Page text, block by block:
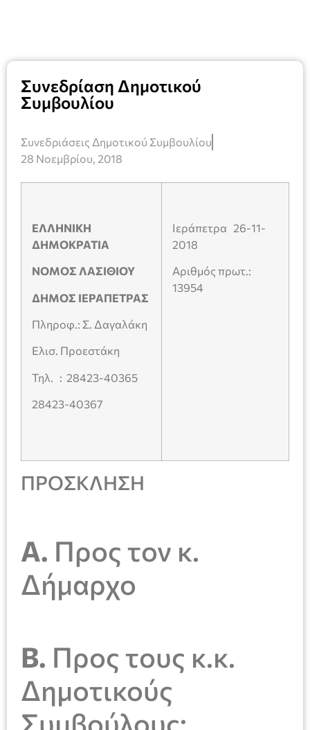
Συνεδρίαση Δημοτικού
Συμβουλίου
Συνεδριάσεις Δημοτικού Συμβουλίου
28 Νοεμβρίου, 2018
ΕΛΛΗΝΙΚΗ
ΔΗΜΟΚΡΑΤΙΑ
ΝΟΜΟΣ ΛΑΣΙΘΙΟΥ
ΔΗΜΟΣ ΙΕΡΑΠΕΤΡΑΣ
Πληροφ.: Σ. Δαγαλάκη
Ελισ. Προεστάκη
Τηλ. : 28423-40365
28423-40367
Ιεράπετρα 26-11-
2018
Αριθμός πρωτ.:
13954
ΠΡΟΣΚΛΗΣΗ
Α. Προς τον κ.
Δήμαρχο
Β. Προς τους κ.κ.
Δημοτικούς
Συμβούλους: